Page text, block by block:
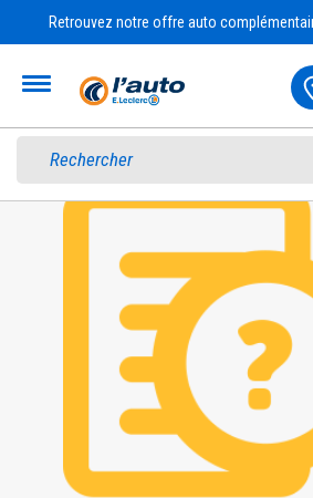
Retrouvez notre offre auto